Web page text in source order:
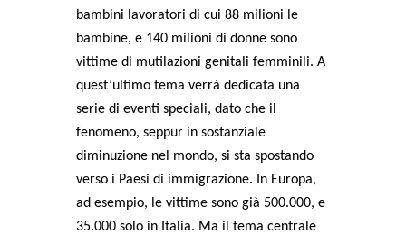
bambini lavoratori di cui 88 milioni le
bambine, e 140 milioni di donne sono
vittime di mutilazioni genitali femminili. A
quest’ultimo tema verrà dedicata una
serie di eventi speciali, dato che il
fenomeno, seppur in sostanziale
diminuzione nel mondo, si sta spostando
verso i Paesi di immigrazione. In Europa,
ad esempio, le vittime sono già 500.000, e
35.000 solo in Italia. Ma il tema centrale